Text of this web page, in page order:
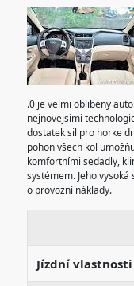
.0 je velmi oblibeny
nejnovejsimi
dostatek sil pro horke
pohon všech kol
komfortními sedadly,
systémem. Jeho
o provozní náklady.
Jízdní vlastnosti